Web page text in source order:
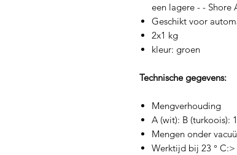
een lagere - -
Geschikt voor
2x1 kg
kleur: groen
Technische gegevens:
Mengverhouding
A (wit): B (turkoois):
Mengen onder
Werktijd bij 23 ° C:>